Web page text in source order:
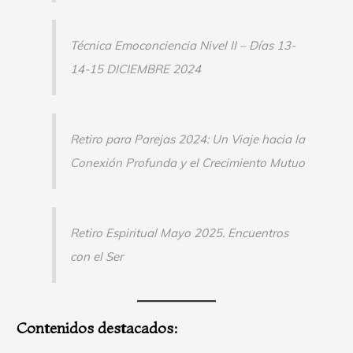
Técnica Emoconciencia Nivel II – Días 13-
14-15 DICIEMBRE 2024
Retiro para Parejas 2024: Un Viaje hacia la
Conexión Profunda y el Crecimiento Mutuo
Retiro Espiritual Mayo 2025. Encuentros
con el Ser
Contenidos destacados: